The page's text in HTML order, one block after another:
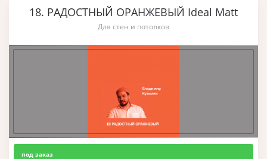
18. РАДОСТНЫЙ ОРАНЖЕВЫЙ Ideal Matt
Для стен и потолков
под заказ